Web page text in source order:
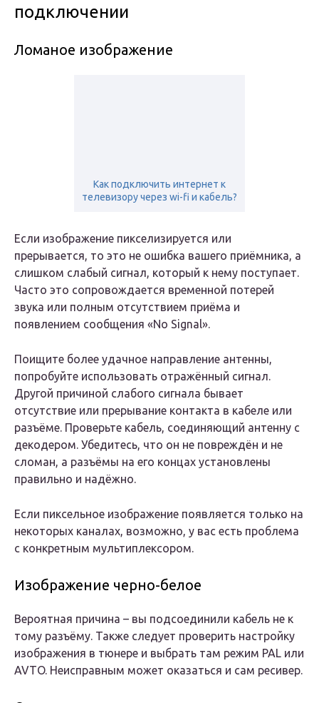
подключении
Ломаное изображение
Как подключить интернет к
телевизору через wi-fi и кабель?
Если изображение пикселизируется или
прерывается, то это не ошибка вашего приёмника, а
слишком слабый сигнал, который к нему поступает.
Часто это сопровождается временной потерей
звука или полным отсутствием приёма и
появлением сообщения «No Signal».
Поищите более удачное направление антенны,
попробуйте использовать отражённый сигнал.
Другой причиной слабого сигнала бывает
отсутствие или прерывание контакта в кабеле или
разъёме. Проверьте кабель, соединяющий антенну с
декодером. Убедитесь, что он не повреждён и не
сломан, а разъёмы на его концах установлены
правильно и надёжно.
Если пиксельное изображение появляется только на
некоторых каналах, возможно, у вас есть проблема
с конкретным мультиплексором.
Изображение черно-белое
Вероятная причина – вы подсоединили кабель не к
тому разъёму. Также следует проверить настройку
изображения в тюнере и выбрать там режим PAL или
AVTO. Неисправным может оказаться и сам ресивер.